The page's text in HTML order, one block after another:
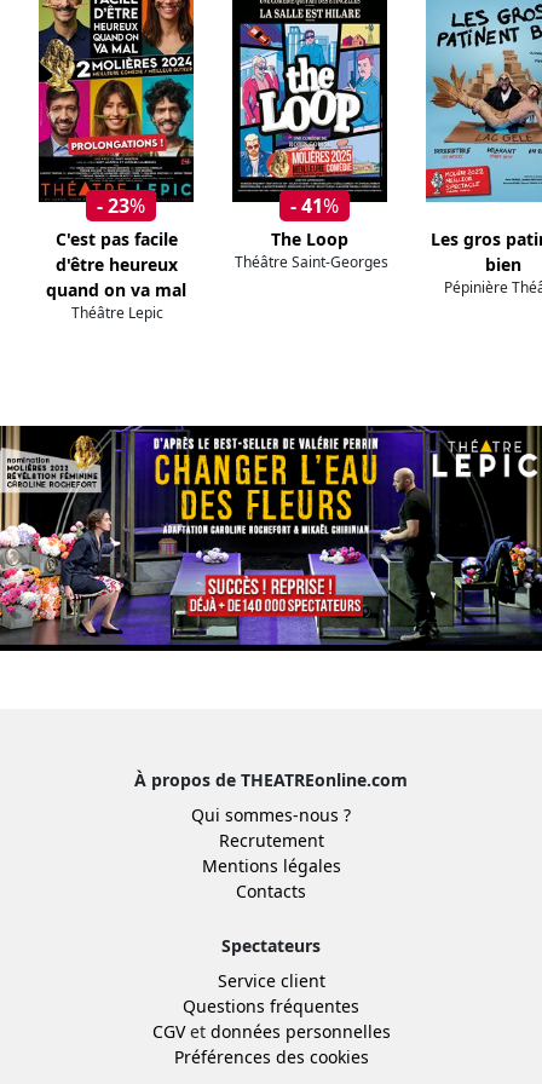
- 23%
C'est pas facile
d'être heureux
quand on va mal
Théâtre Lepic
- 41%
The Loop
Théâtre Saint-Georges
Les gros
bien
Pépinière
À propos de THEATREonline.com
Qui sommes-nous ?
Recrutement
Mentions légales
Contacts
Spectateurs
Service client
Questions fréquentes
CGVet données personnelles
Préférences des cookies